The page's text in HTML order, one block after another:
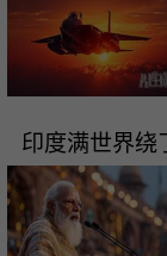
印度满世界绕